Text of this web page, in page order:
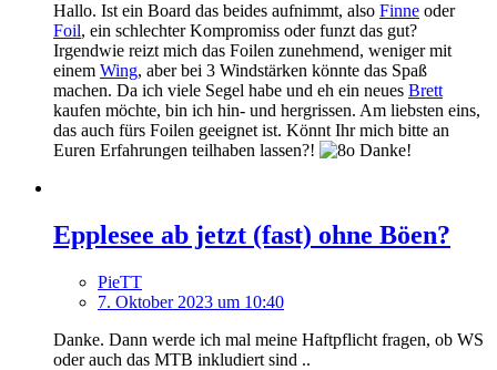
Hallo. Ist ein Board das beides aufnimmt, also Finne oder
Foil, ein schlechter Kompromiss oder funzt das gut?
Irgendwie reizt mich das Foilen zunehmend, weniger mit
einem Wing, aber bei 3 Windstärken könnte das Spaß
machen. Da ich viele Segel habe und eh ein neues Brett
kaufen möchte, bin ich hin- und hergrissen. Am liebsten eins,
das auch fürs Foilen geeignet ist. Könnt Ihr mich bitte an
Euren Erfahrungen teilhaben lassen?!
Danke!
Epplesee ab jetzt (fast) ohne Böen?
PieTT
7. Oktober 2023 um 10:40
Danke. Dann werde ich mal meine Haftpflicht fragen, ob WS
oder auch das MTB inkludiert sind ..